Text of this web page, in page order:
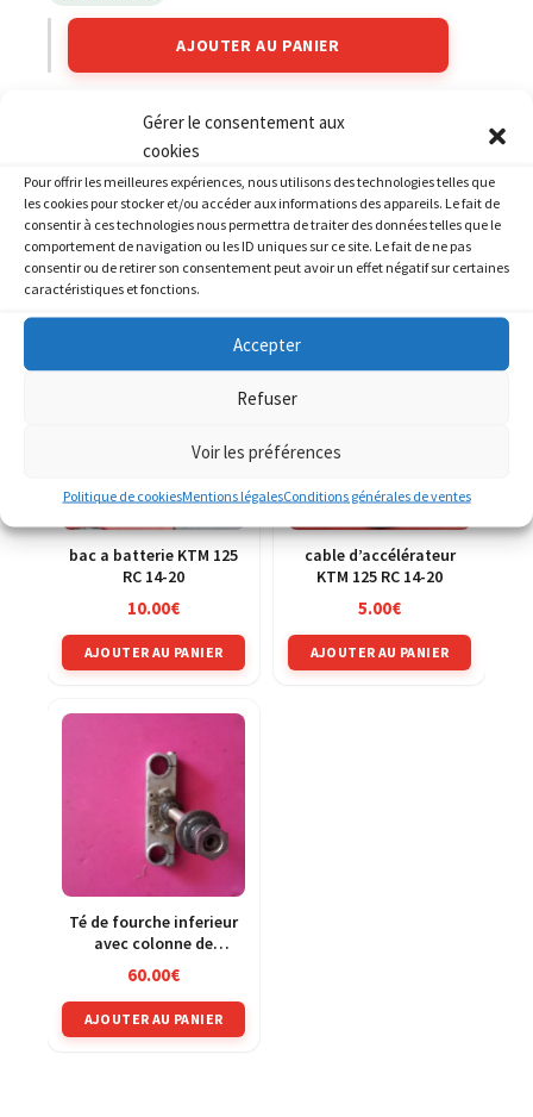
Gérer le consentement aux
cookies
Pour offrir les meilleures expériences, nous utilisons des technologies telles que
les cookies pour stocker et/ou accéder aux informations des appareils. Le fait de
consentir à ces technologies nous permettra de traiter des données telles que le
comportement de navigation ou les ID uniques sur ce site. Le fait de ne pas
consentir ou de retirer son consentement peut avoir un effet négatif sur certaines
caractéristiques et fonctions.
Accepter
Refuser
Voir les préférences
Politique de cookiesMentions légalesConditions générales de ventes
AJOUTER AU PANIER
KTM,KTM SX
PRODUITS SIMILAIRES
bac a batterie KTM 125
RC 14-20
10.00€
AJOUTER AU PANIER
cable d’accélérateur
KTM 125 RC 14-20
5.00€
AJOUTER AU PANIER
Té de fourche inferieur
avec colonne de
direction KTM 80 mx
1984 1985 1986
60.00€
AJOUTER AU PANIER